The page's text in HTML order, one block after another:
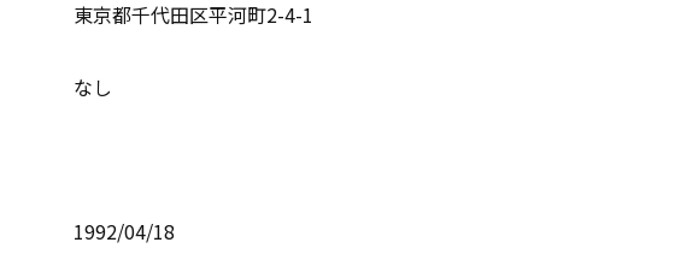
東京都千代田区平河町2-4-1
なし
1992/04/18